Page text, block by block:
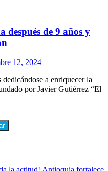
después de 9 años y
12, 2024
a enriquecer la
por Javier Gutiérrez “El